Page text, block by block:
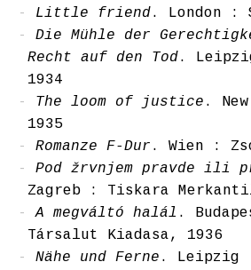
Little friend. London :
Die Mühle der
Recht auf den Tod.
1934
The loom of justice .
1935
Romanze F-Dur . Wien :
Pod žrvnjem pravde ili
Zagreb : Tiskara
A megváltó halál .
Társalut Kiadasa, 1936
Nähe und Ferne . Leipzig